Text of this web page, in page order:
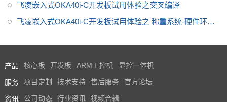
法。
飞凌嵌入式OKA40i-C开发板试用体验之交叉编译
飞凌嵌入式OKA40i-C开发板试用体验之 称重系统-硬件环境
产品 核心板 开发板 ARM工控机 显控一体机
服务 项目定制 技术支持 售后服务 官方论坛
资讯 公司动态 行业资讯 视频合辑